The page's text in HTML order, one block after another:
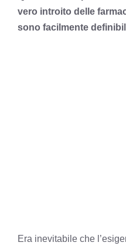
vero introito delle
sono facilmente
Era inevitabile che